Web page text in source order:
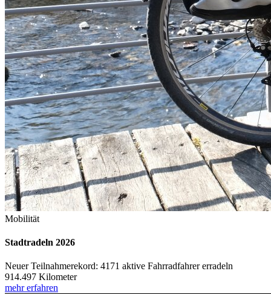
Mobilität
Stadtradeln 2026
Neuer Teilnahmerekord: 4171 aktive Fahrradfahrer erradeln
914.497 Kilometer
mehr erfahren